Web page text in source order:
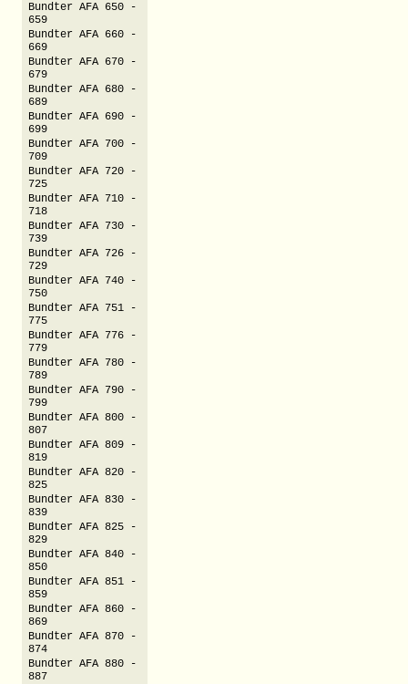
Bundter AFA 650 -
659
Bundter AFA 660 -
669
Bundter AFA 670 -
679
Bundter AFA 680 -
689
Bundter AFA 690 -
699
Bundter AFA 700 -
709
Bundter AFA 720 -
725
Bundter AFA 710 -
718
Bundter AFA 730 -
739
Bundter AFA 726 -
729
Bundter AFA 740 -
750
Bundter AFA 751 -
775
Bundter AFA 776 -
779
Bundter AFA 780 -
789
Bundter AFA 790 -
799
Bundter AFA 800 -
807
Bundter AFA 809 -
819
Bundter AFA 820 -
825
Bundter AFA 830 -
839
Bundter AFA 825 -
829
Bundter AFA 840 -
850
Bundter AFA 851 -
859
Bundter AFA 860 -
869
Bundter AFA 870 -
874
Bundter AFA 880 -
887